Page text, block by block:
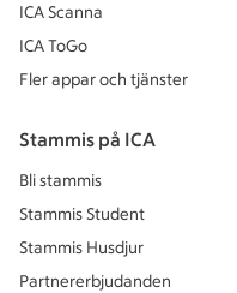
ICA Scanna
ICA ToGo
Fler appar och tjänster
Stammis på ICA
Bli stammis
Stammis Student
Stammis Husdjur
Partnererbjudanden